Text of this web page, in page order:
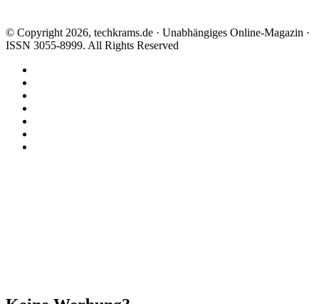
© Copyright 2026, techkrams.de · Unabhängiges Online-Magazin ·
ISSN 3055-8999. All Rights Reserved
Schließen